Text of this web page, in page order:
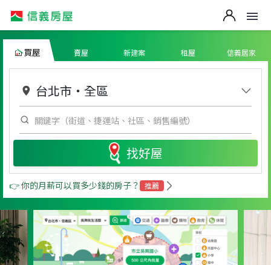
買屋 賣屋 新建案 租屋 信義居家
台北市 ・ 全區
找好屋
👉 你的月薪可以買多少錢的房子？ 推薦